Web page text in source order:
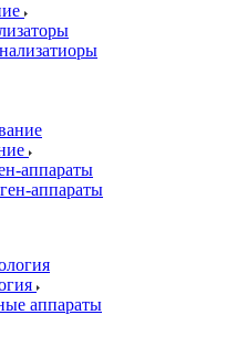
аппараты
аппараты
аппараты